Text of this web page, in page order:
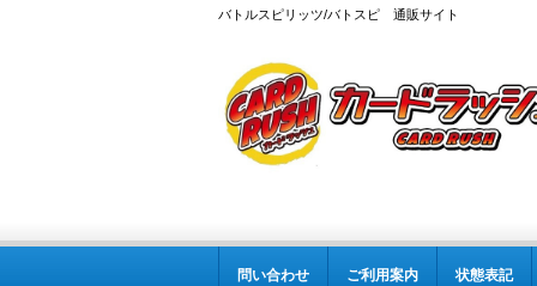
バトルスピリッツ/バトスピ 通販サイト
問い合わせ ご利用案内 状態表記